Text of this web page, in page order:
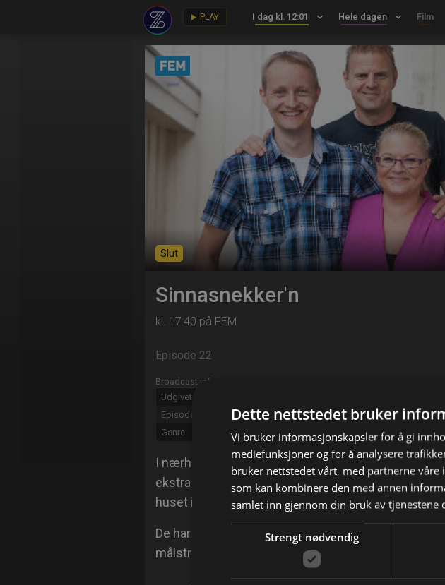
play_arrow PLAY I dag kl. 12:01 keyboard_arrow_down Hele dagen keyboard_arrow_down Film
Slut
Sinnasnekker'n
kl. 17:40 på FEM
Episode 22
Broadcast info
Udgivet:
Episode:
Kim Clausen Trondheim
Genre:
Produksjon
I nærheten av Trondheim har Veronica og Kim et
ekstra do fordi den lille sønnen sliter med
huset i lengre perioder.
De har pusset opp store deler av huset selv, men
målstreken. De sliter med å se løsninger, og
Dette nettstedet bruker
Vi bruker informasjonskapsler for å gi
mediefunksjoner og for å analysere
bruker nettstedet vårt, med partnerne våre
som kan kombinere den med annen
samlet inn gjennom din bruk av tjenestene
Strengt nødvendig